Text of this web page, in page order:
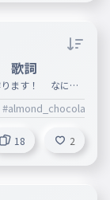
歌詞
ります！ なにか
「◯
を 投稿していき
しめるタイピン
up】 https://an
#almond_chocolate
18 2